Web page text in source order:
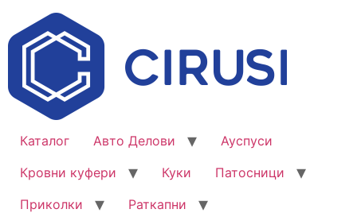
Каталог Авто Делови
Ауспуси
Кровни куфери
Куки
Патосници
Приколки
Раткапни